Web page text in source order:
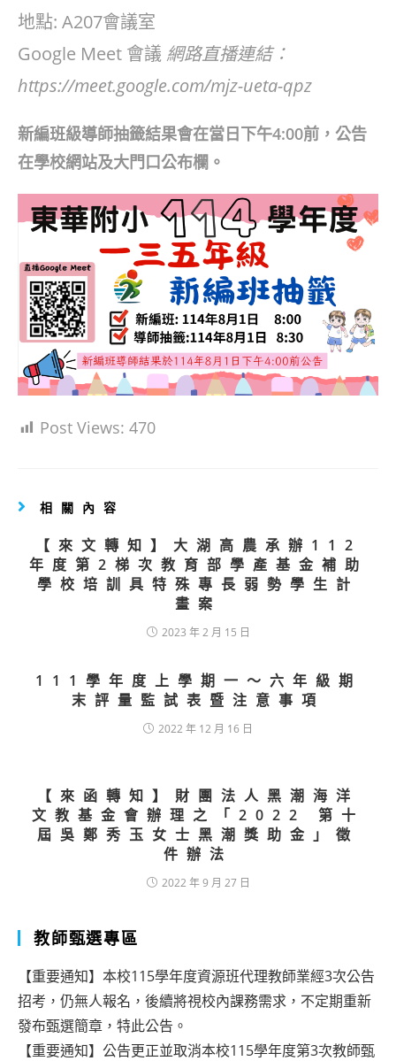
地點: A207會議室
Google Meet 會議 網路直播連結：
https://meet.google.com/mjz-ueta-qpz
新編班級導師抽籤結果會在當日下午4:00前，公告
在學校網站及大門口公布欄。
Post Views: 470
相關內容
【來文轉知】大湖高農承辦112
年度第2梯次教育部學產基金補助
學校培訓具特殊專長弱勢學生計
畫案
2023 年 2 月 15 日
111學年度上學期一～六年級期
末評量監試表暨注意事項
2022 年 12 月 16 日
【來函轉知】財團法人黑潮海洋
文教基金會辦理之「2022 第十
屆吳鄭秀玉女士黑潮獎助金」徵
件辦法
2022 年 9 月 27 日
教師甄選專區
【重要通知】本校115學年度資源班代理教師業經3次公告
招考，仍無人報名，後續將視校內課務需求，不定期重新
發布甄選簡章，特此公告。
【重要通知】公告更正並取消本校115學年度第3次教師甄